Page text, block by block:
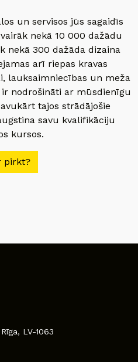
un servisos jūs sagaidīs
nekā 10 000 dažādu
nekā 300 dažāda dizaina
arī riepas kravas
lauksaimniecības un meža
nodrošināti ar mūsdienīgu
tajos strādājošie
savu kvalifikāciju
kursos.
pirkt?
LV-1063